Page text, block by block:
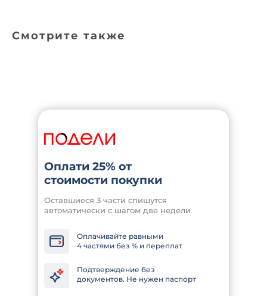
Смотрите также
Оплати 25% от
стоимости покупки
Оставшиеся 3 части спишутся
автоматически с шагом две недели
Оплачивайте равными
4 частями без % и переплат
Подтверждение без
документов. Не нужен паспорт